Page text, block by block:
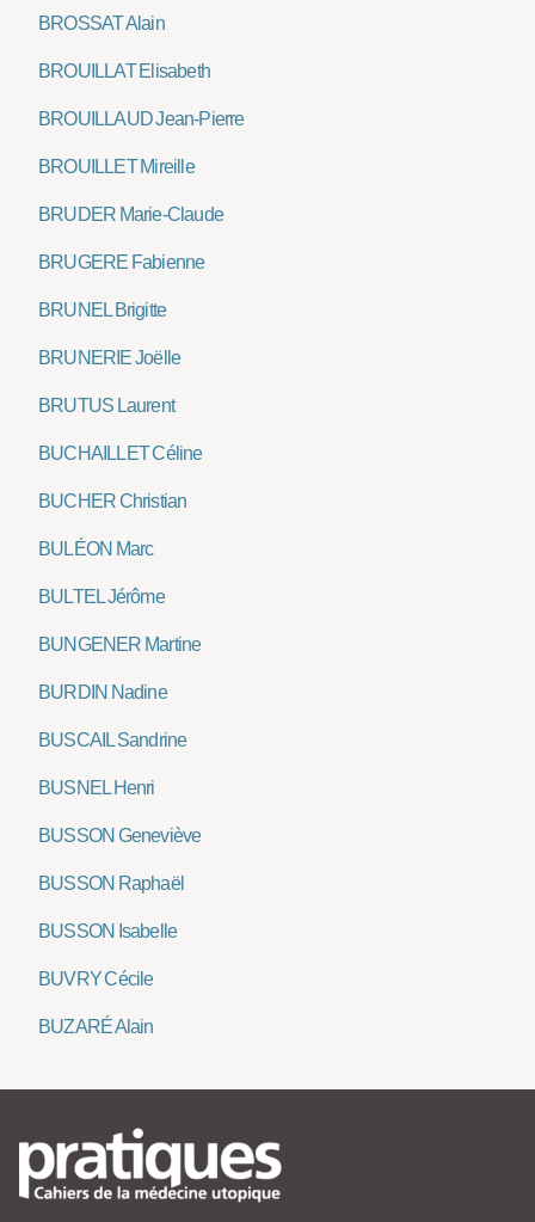
BROSSAT Alain
BROUILLAT Elisabeth
BROUILLAUD Jean-Pierre
BROUILLET Mireille
BRUDER Marie-Claude
BRUGERE Fabienne
BRUNEL Brigitte
BRUNERIE Joëlle
BRUTUS Laurent
BUCHAILLET Céline
BUCHER Christian
BULÉON Marc
BULTEL Jérôme
BUNGENER Martine
BURDIN Nadine
BUSCAIL Sandrine
BUSNEL Henri
BUSSON Geneviève
BUSSON Raphaël
BUSSON Isabelle
BUVRY Cécile
BUZARÉ Alain